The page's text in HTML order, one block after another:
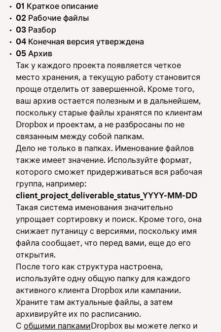
01 Краткое описание
02 Рабочие файлы
03 Разбор
04 Конечная версия утверждена
05 Архив
Так у каждого проекта появляется четкое
место хранения, а текущую работу становится
проще отделить от завершенной. Кроме того,
ваш архив остается полезным и в дальнейшем,
поскольку старые файлы хранятся по клиентам
Dropbox и проектам, а не разбросаны по не
связанным между собой папкам.
Дело не только в папках. Именование файлов
также имеет значение. Используйте формат,
которого сможет придерживаться вся рабочая
группа, например:
client_project_deliverable_status_YYYY-MM-DD
Такая система именования значительно
упрощает сортировку и поиск. Кроме того, она
снижает путаницу с версиями, поскольку имя
файла сообщает, что перед вами, еще до его
открытия.
После того как структура настроена,
используйте одну общую папку для каждого
активного клиента Dropbox или кампании.
Храните там актуальные файлы, а затем
архивируйте их по расписанию.
С общими папкамиDropbox вы можете легко и